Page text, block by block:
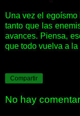
Una vez el
tanto que las
avances. Piensa,
que todo vuelva a
Compartir
No hay